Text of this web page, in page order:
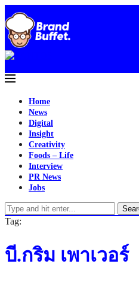
Home
News
Digital
Insight
Creativity
Foods – Life
Interview
PR News
Jobs
Tag:
บี.กริม เพาเวอร์